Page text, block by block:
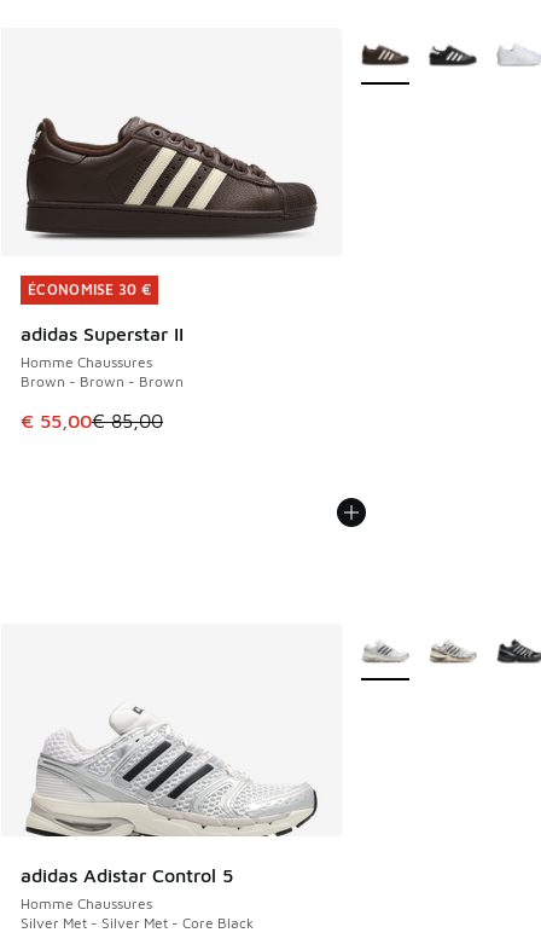
ÉCONOMISE 30 €
adidas Superstar II
Homme Chaussures
Brown - Brown - Brown
Cet article est en promotion. Prix en baisse de € 85,00 à
€ 55,00€ 85,00
ÉCONOMISE 30 €
Plus de couleurs
adidas Adistar Control 5
Homme Chaussures
Silver Met - Silver Met - Core Black
Plus de couleurs